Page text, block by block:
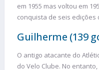
em 1955 mas voltou em
conquista de seis edições
Guilherme (139
O antigo atacante do
do Velo Clube. No